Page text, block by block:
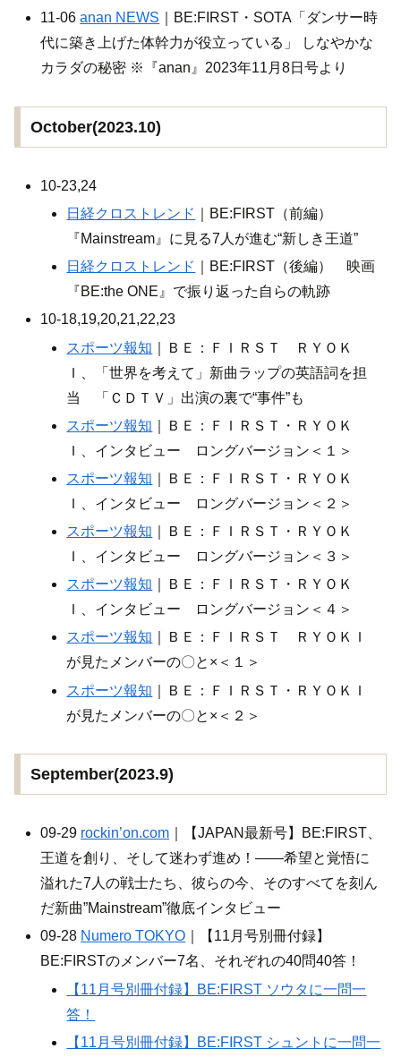
11-06anan NEWS ｜BE:FIRST・SOTA「ダンサー時
代に築き上げた体幹力が役立っている」 しなやかな
カラダの秘密 ※『anan』2023年11月8日号より
October(2023.10)
10-23,24
日経クロストレンド
｜BE:FIRST（前編）
『Mainstream』に見る7人が進む“新しき王道”
日経クロストレンド
｜BE:FIRST（後編） 映画
『BE:the ONE』で振り返った自らの軌跡
10-18,19,20,21,22,23
スポーツ報知 ｜ＢＥ：ＦＩＲＳＴ ＲＹＯＫ
Ｉ、「世界を考えて」新曲ラップの英語詞を担
当 「ＣＤＴＶ」出演の裏で“事件”も
スポーツ報知 ｜ＢＥ：ＦＩＲＳＴ・ＲＹＯＫ
Ｉ、インタビュー ロングバージョン＜１＞
スポーツ報知 ｜ＢＥ：ＦＩＲＳＴ・ＲＹＯＫ
Ｉ、インタビュー ロングバージョン＜２＞
スポーツ報知 ｜ＢＥ：ＦＩＲＳＴ・ＲＹＯＫ
Ｉ、インタビュー ロングバージョン＜３＞
スポーツ報知 ｜ＢＥ：ＦＩＲＳＴ・ＲＹＯＫ
Ｉ、インタビュー ロングバージョン＜４＞
スポーツ報知 ｜ＢＥ：ＦＩＲＳＴ ＲＹＯＫＩ
が見たメンバーの〇と×＜１＞
スポーツ報知 ｜ＢＥ：ＦＩＲＳＴ・ＲＹＯＫＩ
が見たメンバーの〇と×＜２＞
September(2023.9)
09-29 rockin’on.com ｜【JAPAN最新号】BE:FIRST、
王道を創り、そして迷わず進め！――希望と覚悟に
溢れた7人の戦士たち、彼らの今、そのすべてを刻ん
だ新曲”Mainstream”徹底インタビュー
09-28 Numero TOKYO ｜【11月号別冊付録】
BE:FIRSTのメンバー7名、それぞれの40問40答！
【11月号別冊付録】BE:FIRST ソウタに一問一
答！
【11月号別冊付録】BE:FIRST シュントに一問一